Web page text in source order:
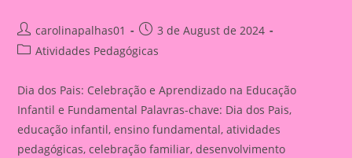
Post
author:
carolinapalhas01
Post
published:
3 de August de 2024
PostAtividades Pedagógicas
Dia dos Pais: Celebração e Aprendizado na Educação
Infantil e Fundamental Palavras-chave: Dia dos Pais,
educação infantil, ensino fundamental, atividades
pedagógicas, celebração familiar, desenvolvimento